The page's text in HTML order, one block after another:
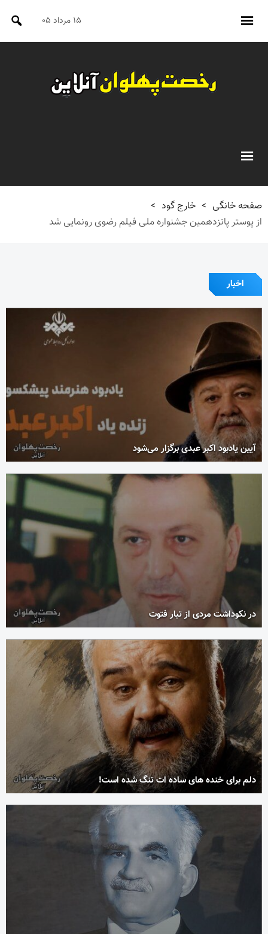
۱۵ مرداد ۰۵
صفحه خانگی > خارج گود >
از پوستر پانزدهمین جشنواره ملی فیلم رضوی رونمایی شد
اخبار
آیین یادبود اکبر عبدی برگزار می‌شود
در نکوداشت مردی از تبار فتوت
دلم برای خنده های ساده ات تنگ شده است!